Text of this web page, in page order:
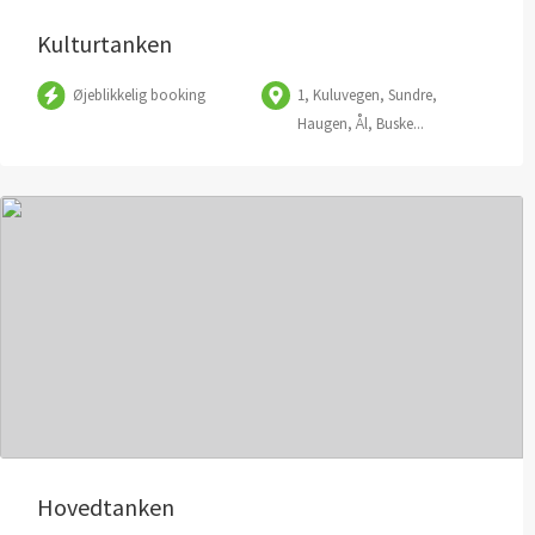
Kulturtanken
Øjeblikkelig booking
1, Kuluvegen, Sundre,
Haugen, Ål, Buske...
Hovedtanken